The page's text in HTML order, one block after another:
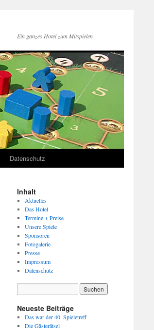
Ein ganzes Hotel zum Mitspielen
Datenschutz
Inhalt
Aktuelles
Das Hotel
Termine + Preise
Unsere Spiele
Sponsoren
Fotogalerie
Presse
Impressum
Datenschutz
Neueste Beiträge
Das war der 40. Spieletreff
Die Gästerätsel